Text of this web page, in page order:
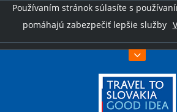
Používaním stránok súlasíte s
pomáhajú zabezpečiť lepšie služby